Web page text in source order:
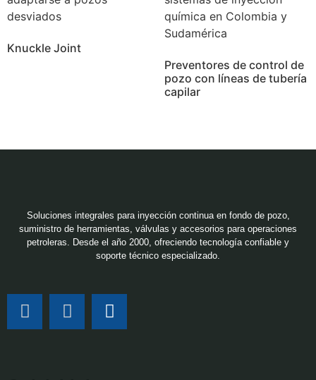
Knuckle Joint
Preventores de control de
pozo con líneas de tubería
capilar
Soluciones integrales para inyección continua en fondo de pozo,
suministro de herramientas, válvulas y accesorios para operaciones
petroleras. Desde el año 2000, ofreciendo tecnología confiable y
soporte técnico especializado.